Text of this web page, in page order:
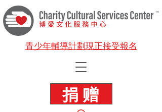
捐 赠
青少年輔導計劃現正接受報名